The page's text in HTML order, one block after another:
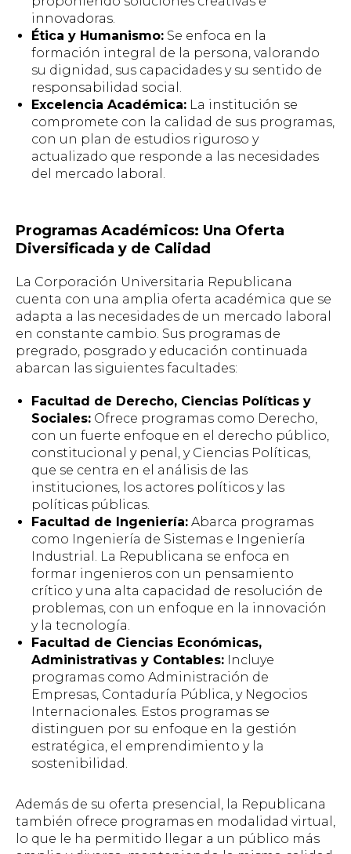
innovadoras.
Ética y Humanismo: Se enfoca en la
formación integral de la persona, valorando
su dignidad, sus capacidades y su sentido de
responsabilidad social.
Excelencia Académica: La institución se
compromete con la calidad de sus programas,
con un plan de estudios riguroso y
actualizado que responde a las necesidades
del mercado laboral.
Programas Académicos: Una Oferta
Diversificada y de Calidad
La Corporación Universitaria Republicana
cuenta con una amplia oferta académica que se
adapta a las necesidades de un mercado laboral
en constante cambio. Sus programas de
pregrado, posgrado y educación continuada
abarcan las siguientes facultades:
Facultad de Derecho, Ciencias Políticas y
Sociales: Ofrece programas como Derecho,
con un fuerte enfoque en el derecho público,
constitucional y penal, y Ciencias Políticas,
que se centra en el análisis de las
instituciones, los actores políticos y las
políticas públicas.
Facultad de Ingeniería: Abarca programas
como Ingeniería de Sistemas e Ingeniería
Industrial. La Republicana se enfoca en
formar ingenieros con un pensamiento
crítico y una alta capacidad de resolución de
problemas, con un enfoque en la innovación
y la tecnología.
Facultad de Ciencias Económicas,
Administrativas y Contables: Incluye
programas como Administración de
Empresas, Contaduría Pública, y Negocios
Internacionales. Estos programas se
distinguen por su enfoque en la gestión
estratégica, el emprendimiento y la
sostenibilidad.
Además de su oferta presencial, la Republicana
también ofrece programas en modalidad virtual,
lo que le ha permitido llegar a un público más